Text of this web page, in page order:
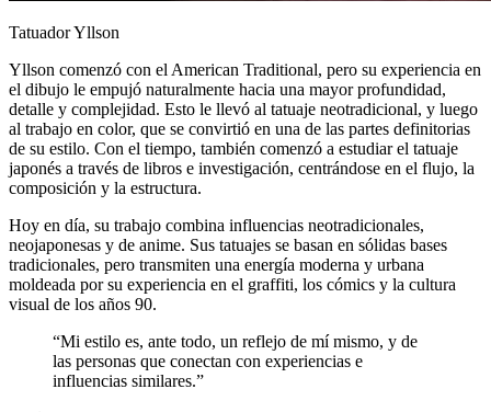
Tatuador Yllson
Yllson comenzó con el American Traditional, pero su experiencia en
el dibujo le empujó naturalmente hacia una mayor profundidad,
detalle y complejidad. Esto le llevó al tatuaje neotradicional, y luego
al trabajo en color, que se convirtió en una de las partes definitorias
de su estilo. Con el tiempo, también comenzó a estudiar el tatuaje
japonés a través de libros e investigación, centrándose en el flujo, la
composición y la estructura.
Hoy en día, su trabajo combina influencias neotradicionales,
neojaponesas y de anime. Sus tatuajes se basan en sólidas bases
tradicionales, pero transmiten una energía moderna y urbana
moldeada por su experiencia en el graffiti, los cómics y la cultura
visual de los años 90.
“Mi estilo es, ante todo, un reflejo de mí mismo, y de
las personas que conectan con experiencias e
influencias similares.”